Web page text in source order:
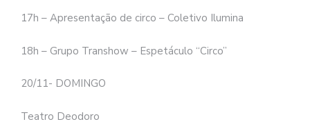
17h – Apresentação de circo – Coletivo Ilumina
18h – Grupo Transhow – Espetáculo “Circo”
20/11- DOMINGO
Teatro Deodoro